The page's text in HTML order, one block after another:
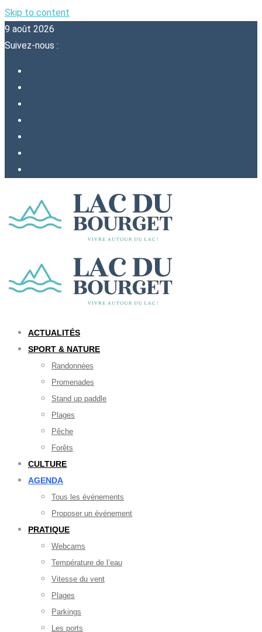
Skip to content
9 août 2026
Suivez-nous :
ACTUALITÉS
SPORT & NATURE
Randonnées
Promenades
Stand up paddle
Plages
Pêche
Forêts
CULTURE
AGENDA
Tous les événements
Proposer un événement
PRATIQUE
Webcams
Température de l’eau
Vitesse du vent
Plages
Parkings
Les ports